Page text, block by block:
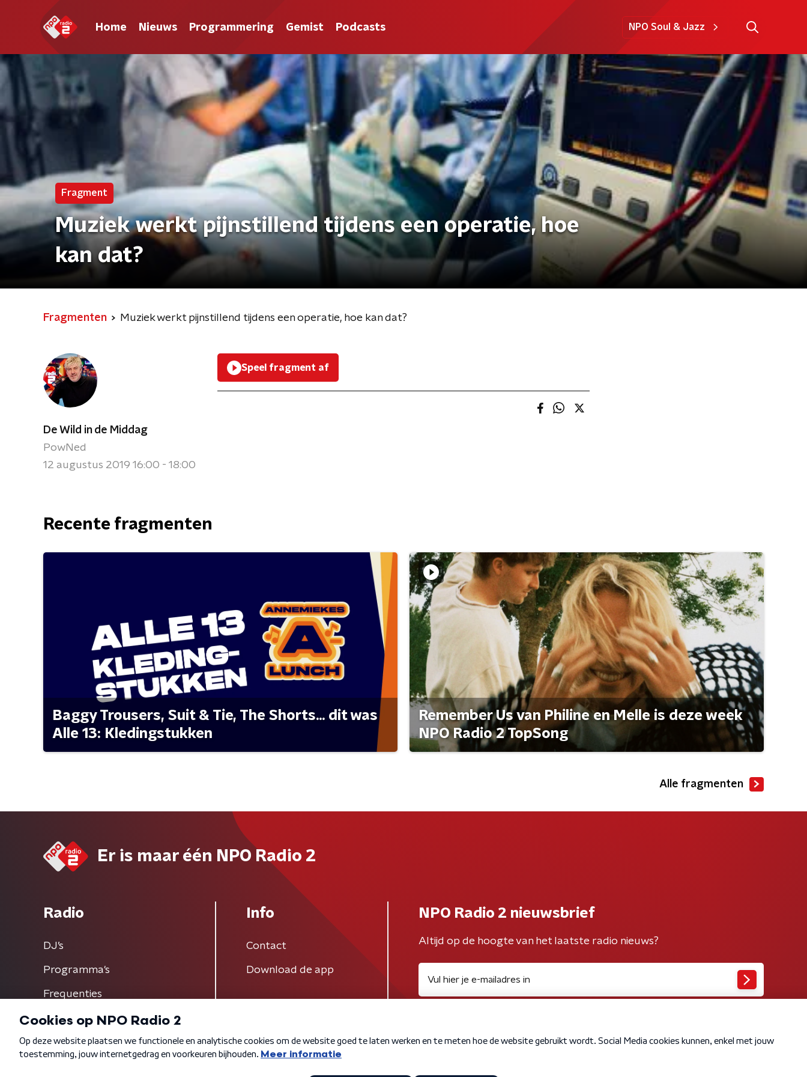
Home Nieuws Programmering Gemist Podcasts NPO Soul & Jazz
Fragment
Muziek werkt pijnstillend tijdens een operatie, hoe
kan dat?
Fragmenten Muziek werkt pijnstillend tijdens een operatie, hoe kan dat?
De Wild in de Middag
PowNed
12 augustus 2019 16:00 - 18:00
Speel fragment af
Recente fragmenten
Baggy Trousers, Suit & Tie, The Shorts... dit was
Alle 13: Kledingstukken
Remember Us van Philine en Melle is deze week
NPO Radio 2 TopSong
Alle fragmenten
Er is maar één NPO Radio 2
Radio
DJ’s
Programma's
Frequenties
Info
Contact
Download de app
NPO Radio 2 nieuwsbrief
Altijd op de hoogte van het laatste radio nieuws?
Algemene voorwaarden Privacybeleid